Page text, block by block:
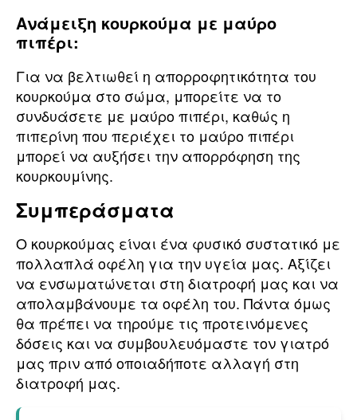
Ανάμειξη κουρκούμα με μαύρο
πιπέρι:
Για να βελτιωθεί η απορροφητικότητα του
κουρκούμα στο σώμα, μπορείτε να το
συνδυάσετε με μαύρο πιπέρι, καθώς η
πιπερίνη που περιέχει το μαύρο πιπέρι
μπορεί να αυξήσει την απορρόφηση της
κουρκουμίνης.
Συμπεράσματα
Ο κουρκούμας είναι ένα φυσικό συστατικό με
πολλαπλά οφέλη για την υγεία μας. Αξίζει
να ενσωματώνεται στη διατροφή μας και να
απολαμβάνουμε τα οφέλη του. Πάντα όμως
θα πρέπει να τηρούμε τις προτεινόμενες
δόσεις και να συμβουλευόμαστε τον γιατρό
μας πριν από οποιαδήποτε αλλαγή στη
διατροφή μας.